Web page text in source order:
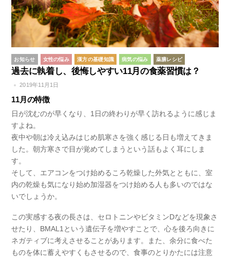
お知らせ 女性の悩み 漢方の基礎知識 病気の悩み 薬膳レシピ
過去に執着し、後悔しやすい11月の食薬習慣は？
2019年11月1日
11月の特徴
日が沈むのが早くなり、1日の終わりが早く訪れるように感じま
すよね。
夜中や朝は冷え込みはじめ肌寒さを強く感じる日も増えてきま
した。朝方寒さで目が覚めてしまうという話もよく耳にしま
す。
そして、エアコンをつけ始めるころ乾燥した外気とともに、室
内の乾燥も気になり始め加湿器をつけ始める人も多いのではな
いでしょうか。
この実感する夜の長さは、セロトニンやビタミンDなどを現象さ
せたり、BMAL1という遺伝子を増やすことで、心を後ろ向きに
ネガティブに考えさせることがあります。また、余分に食べた
ものを体に蓄えやすくもさせるので、食事のとりかたには注意